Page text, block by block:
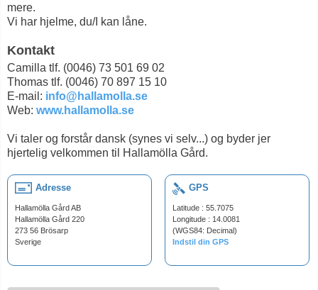
mere.
Vi har hjelme, du/I kan låne.
Kontakt
Camilla tlf. (0046) 73 501 69 02
Thomas tlf. (0046) 70 897 15 10
E-mail: info@hallamolla.se
Web: www.hallamolla.se
Vi taler og forstår dansk (synes vi selv...) og byder jer
hjertelig velkommen til Hallamölla Gård.
Adresse
Hallamölla Gård AB
Hallamölla Gård 220
273 56 Brösarp
Sverige
GPS
Latitude : 55.7075
Longitude : 14.0081
(WGS84: Decimal)
Indstil din GPS